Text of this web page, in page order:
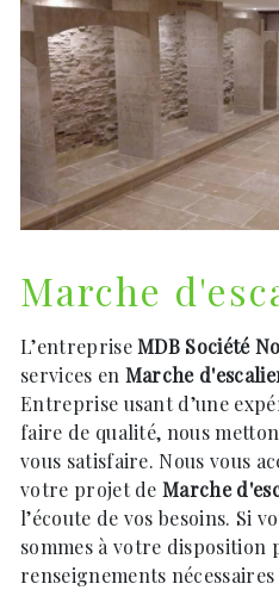
Marche
L’entrepriseMDB Société
services en Marche
Entreprise usant d’une
faire de qualité, nous
vous satisfaire. Nous vous
votre projet deMarche
l’écoute de vos besoins. Si
sommes à votre disposition
renseignements